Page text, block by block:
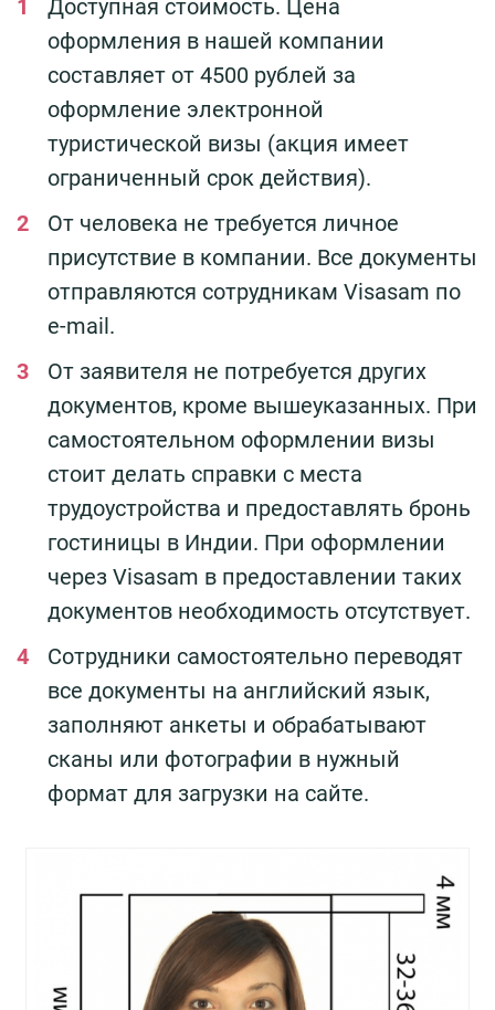
Доступная стоимость. Цена
оформления в нашей компании
составляет от 4500 рублей за
оформление электронной
туристической визы (акция имеет
ограниченный срок действия).
От человека не требуется личное
присутствие в компании. Все документы
отправляются сотрудникам Visasam по
e-mail.
От заявителя не потребуется других
документов, кроме вышеуказанных. При
самостоятельном оформлении визы
стоит делать справки с места
трудоустройства и предоставлять бронь
гостиницы в Индии. При оформлении
через Visasam в предоставлении таких
документов необходимость отсутствует.
Сотрудники самостоятельно переводят
все документы на английский язык,
заполняют анкеты и обрабатывают
сканы или фотографии в нужный
формат для загрузки на сайте.